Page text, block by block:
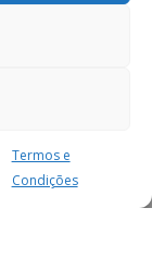
Termos e
Condições